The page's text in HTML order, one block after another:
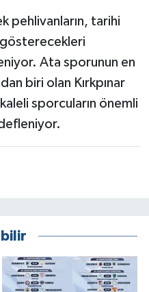
pehlivanların, tarihi
gösterecekleri
Ata sporunun en
biri olan Kırkpınar
sporcuların önemli